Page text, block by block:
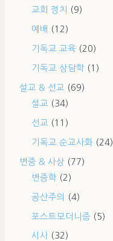
교회 정치
(9)
예배 (12)
기독교 교육 (20)
기독교 상담학 (1)
설교 & 선교 (69)
설교 (34)
선교 (11)
기독교 순교사화 (24)
변증 & 사상 (77)
변증학 (2)
공산주의 (4)
포스트모더니즘 (5)
시사 (32)